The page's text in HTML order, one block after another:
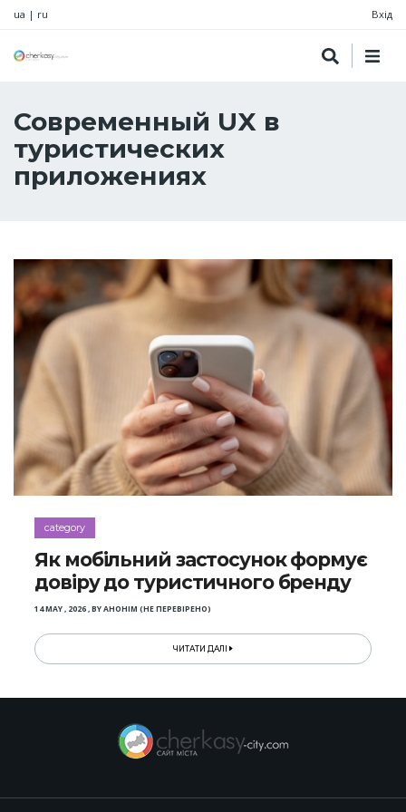
ua | ru Вхід
Современный UX в
туристических
приложениях
category
Як мобільний застосунок формує
довіру до туристичного бренду
14 MAY , 2026,BYАНОНІМ (НЕ ПЕРЕВІРЕНО)
ЧИТАТИ ДАЛІ